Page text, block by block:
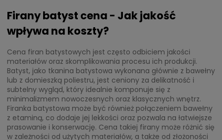
Firany batyst cena - Jak jakość
wpływa na koszty?
Cena firan batystowych jest często odbiciem jakości
materiałów oraz skomplikowania procesu ich produkcji.
Batyst, jako tkanina batystowa wykonana głównie z bawełny
lub z domieszką poliestru, jest ceniony za delikatność i
subtelny wygląd, który idealnie komponuje się z
minimalizmem nowoczesnych oraz klasycznych wnętrz.
Firanka batystowa może być również połączeniem bawełny
z etaminą, co dodaje jej lekkości oraz pozwala na łatwiejsze
prasowanie i konserwację. Cena takiej firany może różnić się
w zależności od użytych materiałów, a także od złożoności